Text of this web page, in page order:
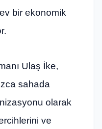
bir ekonomik
Ulaş İke,
sahada
olarak
ve